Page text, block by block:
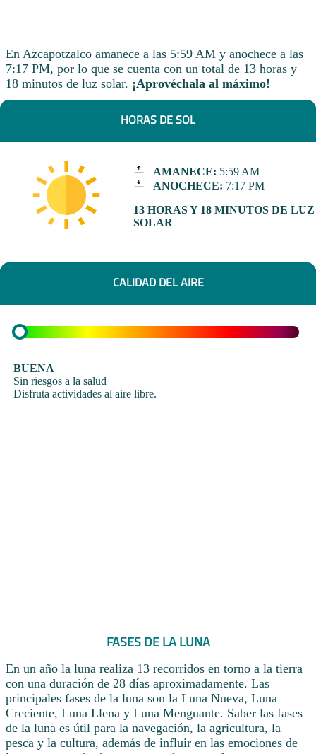
En Azcapotzalco amanece a las 5:59 AM y anochece a las
7:17 PM, por lo que se cuenta con un total de 13 horas y
18 minutos de luz solar. ¡Aprovéchala al máximo!
HORAS DE SOL
AMANECE: 5:59 AM
ANOCHECE: 7:17 PM
13 HORAS Y 18 MINUTOS DE LUZ
SOLAR
CALIDAD DEL AIRE
BUENA
Sin riesgos a la salud
Disfruta actividades al aire libre.
FASES DE LA LUNA
En un año la luna realiza 13 recorridos en torno a la tierra
con una duración de 28 días aproximadamente. Las
principales fases de la luna son la Luna Nueva, Luna
Creciente, Luna Llena y Luna Menguante. Saber las fases
de la luna es útil para la navegación, la agricultura, la
pesca y la cultura, además de influir en las emociones de